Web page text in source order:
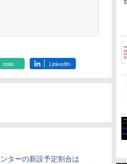
note LinkedIn
ターの新設予定割合は